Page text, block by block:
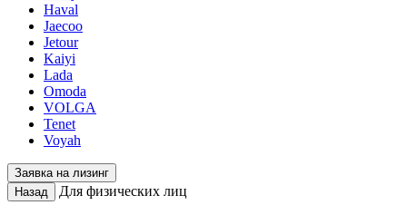
Haval
Jaecoo
Jetour
Kaiyi
Lada
Omoda
VOLGA
Tenet
Voyah
Заявка на лизинг
Назад
Для физических лиц